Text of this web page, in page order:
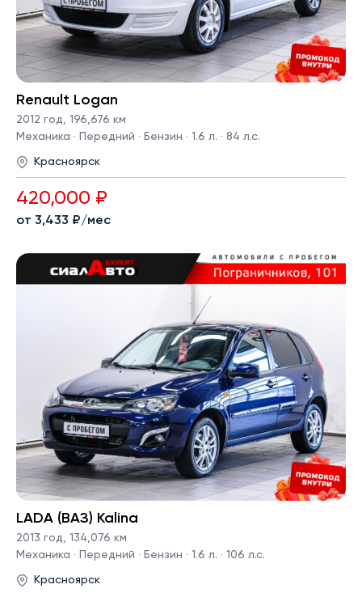
Renault Logan
2012 год, 196,676 км
Механика · Передний · Бензин · 1.6 л. · 84 л.с.
Красноярск
420,000 ₽
от 3,433 ₽/мес
LADA (ВАЗ) Kalina
2013 год, 134,076 км
Механика · Передний · Бензин · 1.6 л. · 106 л.с.
Красноярск